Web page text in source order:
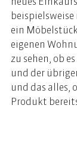
beispielsweise
ein
eigenen
zu sehen, ob
und der
und das alles,
Produkt